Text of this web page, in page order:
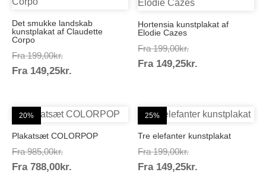
Det smukke landskab
kunstplakat af Claudette
Corpo
Fra 199,00kr.Prisinterval:
199,00kr.
Fra 149,25kr.
Hortensia kunstplakat af
Elodie Cazes
Fra 199,00kr.Prisinterval:
199,00kr.
Fra 149,25kr.
20%
Plakatsæt COLORPOP
Fra 985,00kr.Prisinterval:
985,00kr.
Fra 788,00kr.
25%
Tre elefanter kunstplakat
Fra 199,00kr.Prisinterval:
199,00kr.
Fra 149,25kr.